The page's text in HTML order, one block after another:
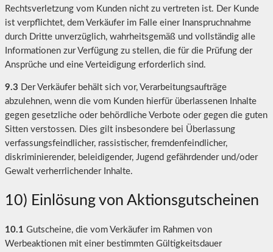
Rechtsverletzung vom Kunden nicht zu vertreten ist. Der Kunde
ist verpflichtet, dem Verkäufer im Falle einer Inanspruchnahme
durch Dritte unverzüglich, wahrheitsgemäß und vollständig alle
Informationen zur Verfügung zu stellen, die für die Prüfung der
Ansprüche und eine Verteidigung erforderlich sind.
9.3 Der Verkäufer behält sich vor, Verarbeitungsaufträge
abzulehnen, wenn die vom Kunden hierfür überlassenen Inhalte
gegen gesetzliche oder behördliche Verbote oder gegen die guten
Sitten verstossen. Dies gilt insbesondere bei Überlassung
verfassungsfeindlicher, rassistischer, fremdenfeindlicher,
diskriminierender, beleidigender, Jugend gefährdender und/oder
Gewalt verherrlichender Inhalte.
10) Einlösung von Aktionsgutscheinen
10.1 Gutscheine, die vom Verkäufer im Rahmen von
Werbeaktionen mit einer bestimmten Gültigkeitsdauer